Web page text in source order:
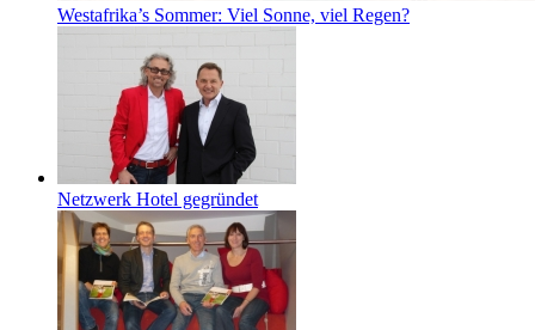
Westafrika’s Sommer: Viel Sonne, viel Regen?
Netzwerk Hotel gegründet